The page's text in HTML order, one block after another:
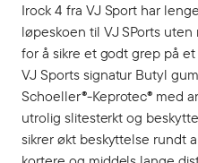
Irock 4 fra VJ Sport har
løpeskoen til VJ SPorts
for å sikre et godt grep på
VJ Sports signatur Butyl
Schoeller®-Keprotec® med
utrolig slitesterkt og
sikrer økt beskyttelse rundt